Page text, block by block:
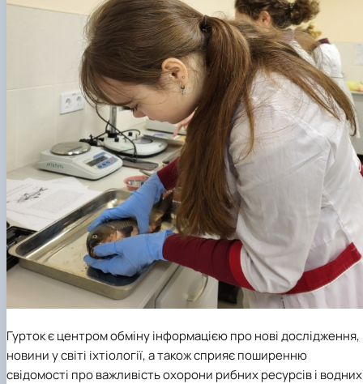
Гурток є центром обміну інформацією про нові дослідження,
новини у світі іхтіології, а також сприяє поширенню
свідомості про важливість охорони рибних ресурсів і водних